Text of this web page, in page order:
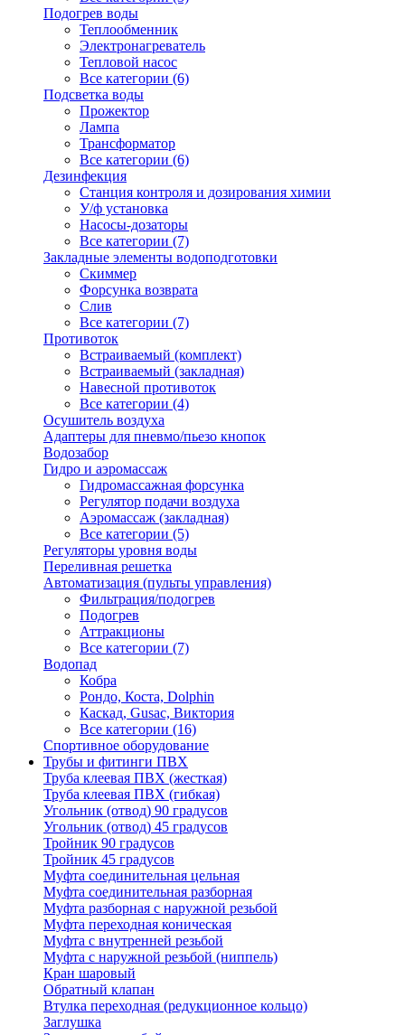
Подогрев воды
Теплообменник
Электронагреватель
Тепловой насос
Все категории (6)
Подсветка воды
Прожектор
Лампа
Трансформатор
Все категории (6)
Дезинфекция
Станция контроля и дозирования химии
У/ф установка
Насосы-дозаторы
Все категории (7)
Закладные элементы водоподготовки
Скиммер
Форсунка возврата
Слив
Все категории (7)
Противоток
Встраиваемый (комплект)
Встраиваемый (закладная)
Навесной противоток
Все категории (4)
Осушитель воздуха
Адаптеры для пневмо/пьезо кнопок
Водозабор
Гидро и аэромассаж
Гидромассажная форсунка
Регулятор подачи воздуха
Аэромассаж (закладная)
Все категории (5)
Регуляторы уровня воды
Переливная решетка
Автоматизация (пульты управления)
Фильтрация/подогрев
Подогрев
Аттракционы
Все категории (7)
Водопад
Кобра
Рондо, Коста, Dolphin
Каскад, Gusac, Виктория
Все категории (16)
Спортивное оборудование
Трубы и фитинги ПВХ
Труба клеевая ПВХ (жесткая)
Труба клеевая ПВХ (гибкая)
Угольник (отвод) 90 градусов
Угольник (отвод) 45 градусов
Тройник 90 градусов
Тройник 45 градусов
Муфта соединительная цельная
Муфта соединительная разборная
Муфта разборная с наружной резьбой
Муфта переходная коническая
Муфта с внутренней резьбой
Муфта с наружной резьбой (ниппель)
Кран шаровый
Обратный клапан
Втулка переходная (редукционное кольцо)
Заглушка